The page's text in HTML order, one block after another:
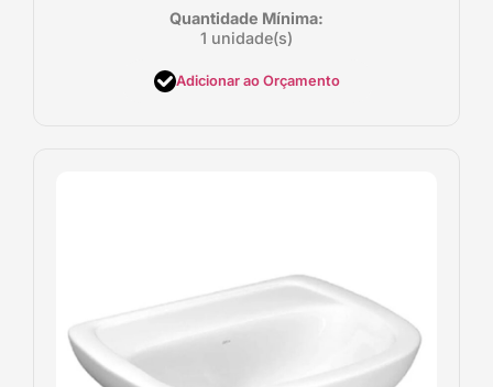
Quantidade Mínima:
1 unidade(s)
Adicionar ao Orçamento